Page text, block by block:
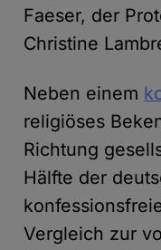
Faeser, der
Christine
Neben einem
religiöses
Richtung
Hälfte der
Vergleich zur